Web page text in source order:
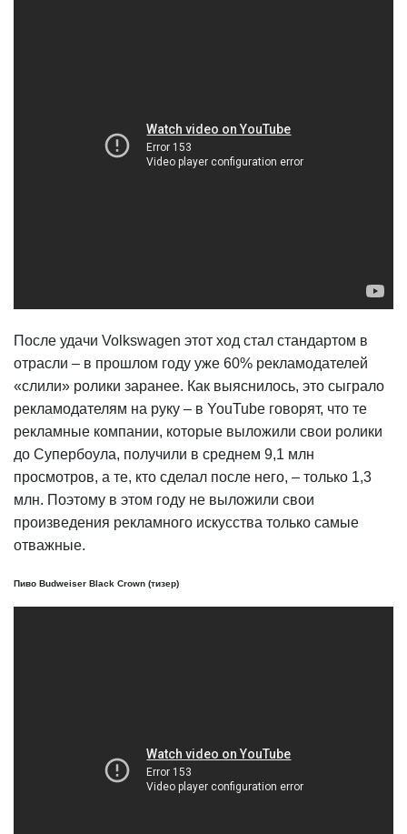
После удачи Volkswagen этот ход стал стандартом в
отрасли – в прошлом году уже 60% рекламодателей
«слили» ролики заранее. Как выяснилось, это сыграло
рекламодателям на руку – в YouTube говорят, что те
рекламные компании, которые выложили свои ролики
до Супербоула, получили в среднем 9,1 млн
просмотров, а те, кто сделал после него, – только 1,3
млн. Поэтому в этом году не выложили свои
произведения рекламного искусства только самые
отважные.
Пиво Budweiser Black Crown (тизер)